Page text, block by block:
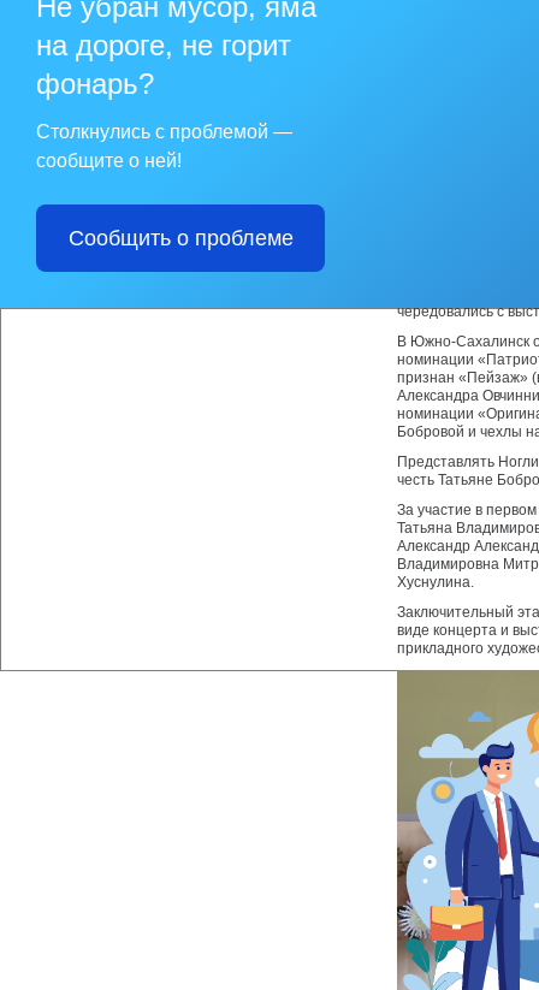
Не убран мусор, яма
на дороге, не горит
фонарь?
Столкнулись с проблемой —
сообщите о ней!
Сообщить о проблеме
чередовались с
В Южно-Сахалинск
номинации
признан «Пейзаж»
Александра
номинации
Бобровой и чехлы
Представлять
честь Татьяне
За участие в
Татьяна
Александр
Владимировна
Хуснулина.
Заключительный
виде концерта и
прикладного